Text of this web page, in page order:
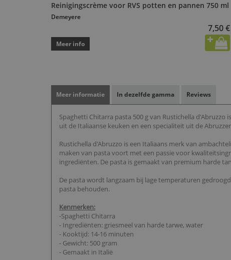
Reinigingscrème voor RVS potten en pannen 750 ml
Demeyere
7,50 €
Meer info
Meer informatie In dezelfde gamma Reviews
Spaghetti Chitarra pasta 500 g van Rustichella
uit de Italiaanse keuken en een specialiteit uit de
Rustichella d'Abruzzo is een Italiaans merk van
maken van pasta voort met een passie voor
ingrediënten. De pasta is gemaakt van premium harde
De pasta wordt langzaam bij lage temperaturen
pasta behouden.
Kenmerken:
-Spaghetti Chitarra
- Ingrediënten: griesmeel van harde tarwe, water
- Kooktijd: 14-16 minuten
- Gewicht: 500 gram
- Gemaakt in Italië